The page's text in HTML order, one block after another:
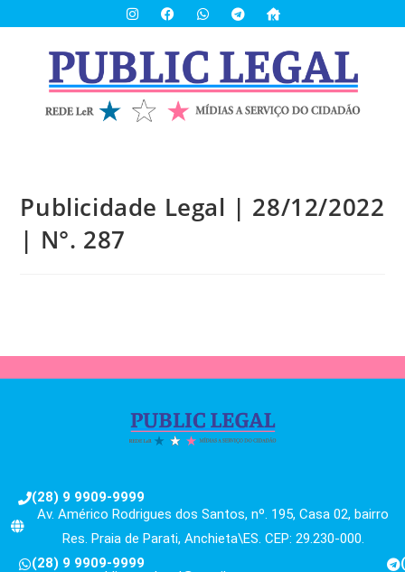
Publicidade Legal | 28/12/2022
| N°. 287
(28) 9 9909-9999
Av. Américo Rodrigues dos Santos, nº. 195, Casa 02, bairro
Res. Praia de Parati, Anchieta\ES. CEP: 29.230-000.
(28) 9 9909-9999